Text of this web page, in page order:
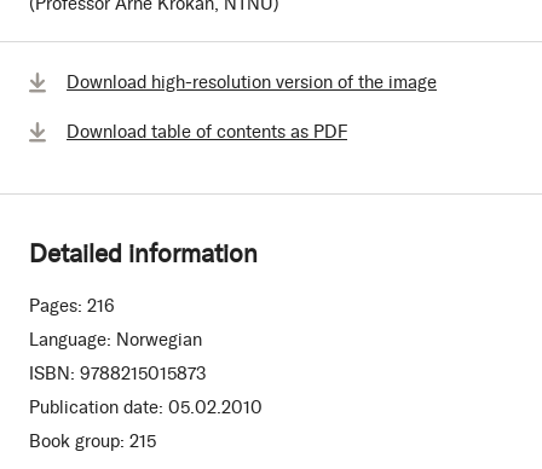
Download high-resolution version of the image
Download table of contents as PDF
Detailed information
Pages: 216
Language: Norwegian
ISBN: 9788215015873
Publication date: 05.02.2010
Book group: 215